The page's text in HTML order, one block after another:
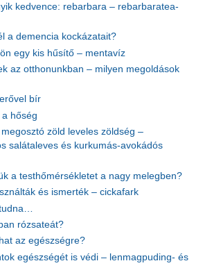
kedvence: rebarbara – rebarbaratea-
a demencia kockázatait?
egy kis hűsítő – mentavíz
az otthonunkban – milyen megoldások
bír
hőség
zöld leveles zöldség –
salátaleves és kurkumás-avokádós
a testhőmérsékletet a nagy melegben?
és ismerték – cickafark
rózsateát?
az egészségre?
egészségét is védi – lenmagpuding- és